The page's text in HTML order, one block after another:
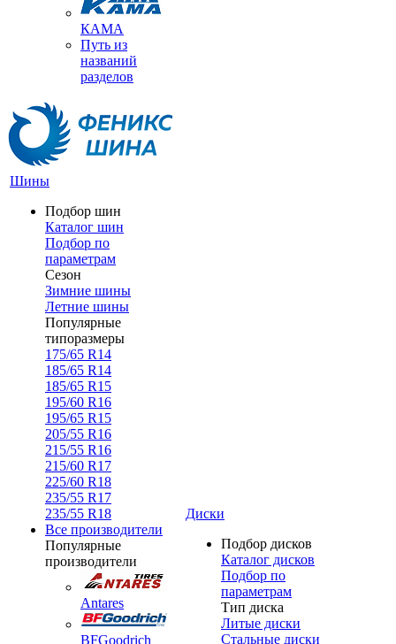
КАМА
Путь из
названий
разделов
Шины
Подбор шин
Каталог шин
Подбор по
параметрам
Сезон
Зимние шины
Летние шины
Популярные
типоразмеры
175/65 R14
185/65 R14
185/65 R15
195/60 R16
195/65 R15
205/55 R16
215/55 R16
215/60 R17
225/60 R18
235/55 R17
235/55 R18
Все производители
Популярные
производители
Antares
BFGoodrich
Диски
Подбор дисков
Каталог дисков
Подбор по
параметрам
Тип диска
Литые диски
Стальные диски